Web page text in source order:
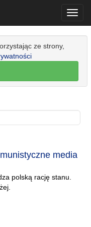
ze strony,
media
polską rację stanu.